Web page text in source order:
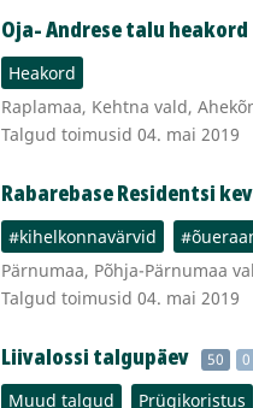
Oja- Andrese talu heakord
Heakord
Raplamaa, Kehtna vald,
Talgud toimusid 04. mai 2019
Rabarebase Residentsi
#kihelkonnavärvid
Pärnumaa, Põhja-Pärnumaa
Talgud toimusid 04. mai 2019
Liivalossi talgupäev 50 0
Muud talgud
Prügikoristus